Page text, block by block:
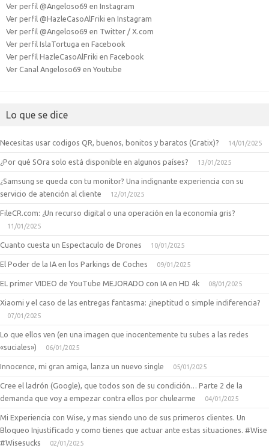
Ver perfil @Angeloso69 en Instagram
Ver perfil @HazleCasoAlFriki en Instagram
Ver perfil @Angeloso69 en Twitter / X.com
Ver perfil IslaTortuga en Facebook
Ver perfil HazleCasoAlFriki en Facebook
Ver Canal Angeloso69 en Youtube
Lo que se dice
Necesitas usar codigos QR, buenos, bonitos y baratos (Gratix)? 14/01/2025
¿Por qué SOra solo está disponible en algunos países? 13/01/2025
¿Samsung se queda con tu monitor? Una indignante experiencia con su
servicio de atención al cliente
12/01/2025
FileCR.com: ¿Un recurso digital o una operación en la economía gris?
11/01/2025
Cuanto cuesta un Espectaculo de Drones 10/01/2025
El Poder de la IA en los Parkings de Coches 09/01/2025
EL primer VIDEO de YouTube MEJORADO con IA en HD 4k 08/01/2025
Xiaomi y el caso de las entregas fantasma: ¿ineptitud o simple indiferencia?
07/01/2025
Lo que ellos ven (en una imagen que inocentemente tu subes a las redes
«suciales»)
06/01/2025
Innocence, mi gran amiga, lanza un nuevo single 05/01/2025
Cree el ladrón (Google), que todos son de su condición… Parte 2 de la
demanda que voy a empezar contra ellos por chulearme
04/01/2025
Mi Experiencia con Wise, y mas siendo uno de sus primeros clientes. Un
Bloqueo Injustificado y como tienes que actuar ante estas situaciones. #Wise
#Wisesucks
02/01/2025